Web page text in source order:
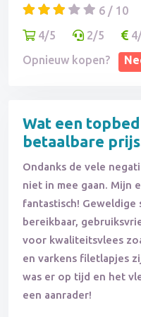
6 / 10
4/5
2/5
Opnieuw kopen?
Wat een
betaalbare
Ondanks de vele
niet in mee gaan. Mijn
fantastisch! Geweldige
bereikbaar,
voor kwaliteitsvlees
en varkens filetlapjes
was er op tijd en het
een aanrader!